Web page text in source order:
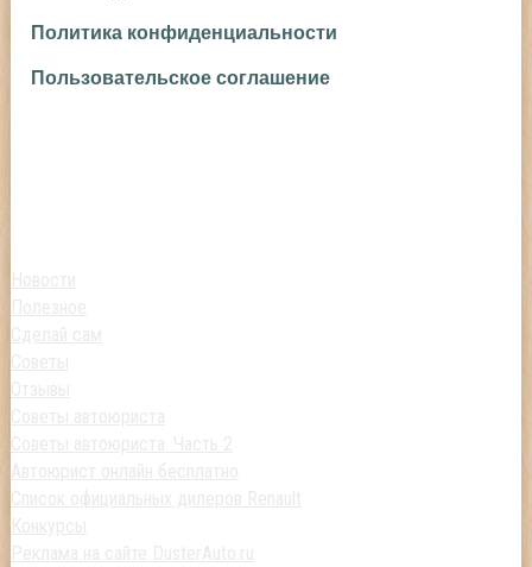
Политика конфиденциальности
Пользовательское соглашение